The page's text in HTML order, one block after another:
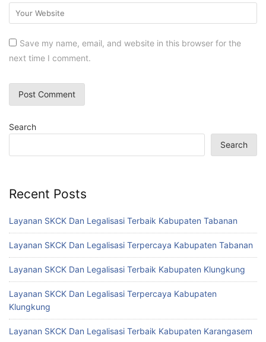
Save my name, email, and website in this browser for the
next time I comment.
Search
Search
Recent Posts
Layanan SKCK Dan Legalisasi Terbaik Kabupaten Tabanan
Layanan SKCK Dan Legalisasi Terpercaya Kabupaten Tabanan
Layanan SKCK Dan Legalisasi Terbaik Kabupaten Klungkung
Layanan SKCK Dan Legalisasi Terpercaya Kabupaten
Klungkung
Layanan SKCK Dan Legalisasi Terbaik Kabupaten Karangasem